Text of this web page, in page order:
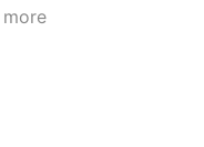
more